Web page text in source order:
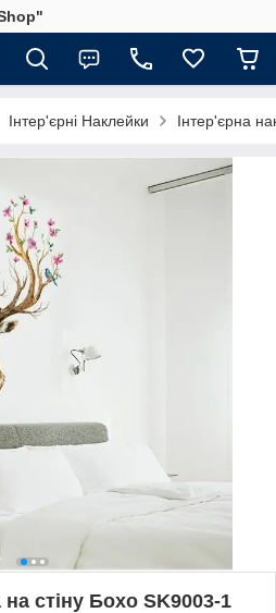
Інтер'єрні Наклейки Інтер'єрна
на стіну Бохо SK9003-1